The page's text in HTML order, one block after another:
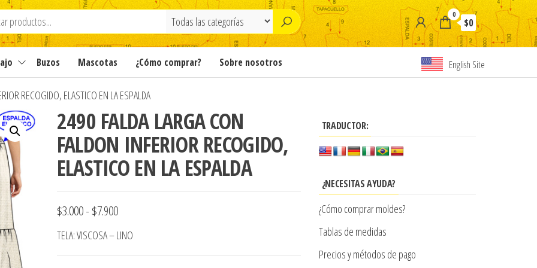
0
$0
Buzos Mascotas ¿Cómo comprar? Sobre nosotros English Site
RECOGIDO, ELASTICO EN LA ESPALDA
2490 FALDA LARGA CON
FALDON INFERIOR RECOGIDO,
ELASTICO EN LA ESPALDA
$3.000- $7.900Rango
de
TELA: VISCOSA – LINO
TRADUCTOR:
¿NECESITAS AYUDA?
¿Cómo comprar moldes?
Tablas de medidas
Precios y métodos de pago